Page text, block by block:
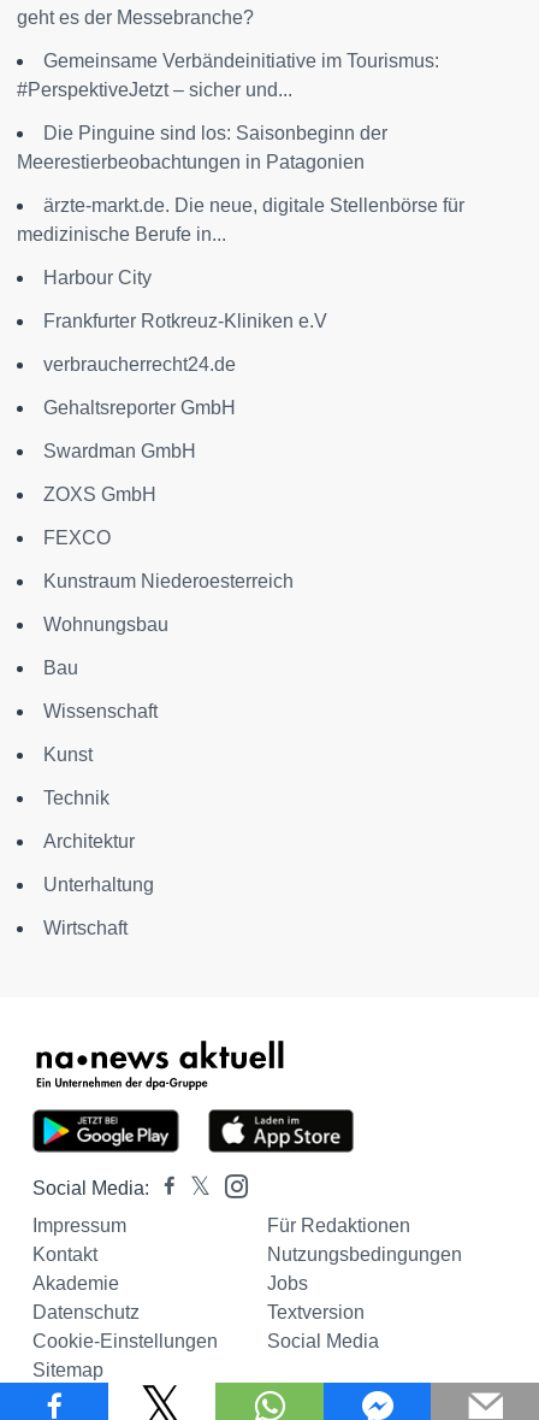
geht es der Messebranche?
Gemeinsame Verbändeinitiative im Tourismus:
#PerspektiveJetzt – sicher und...
Die Pinguine sind los: Saisonbeginn der
Meerestierbeobachtungen in Patagonien
ärzte-markt.de. Die neue, digitale Stellenbörse für
medizinische Berufe in...
Harbour City
Frankfurter Rotkreuz-Kliniken e.V
verbraucherrecht24.de
Gehaltsreporter GmbH
Swardman GmbH
ZOXS GmbH
FEXCO
Kunstraum Niederoesterreich
Wohnungsbau
Bau
Wissenschaft
Kunst
Technik
Architektur
Unterhaltung
Wirtschaft
Social Media:
Impressum
Für Redaktionen
Kontakt
Nutzungsbedingungen
Akademie
Jobs
Datenschutz
Textversion
Cookie-Einstellungen
Social Media
Sitemap